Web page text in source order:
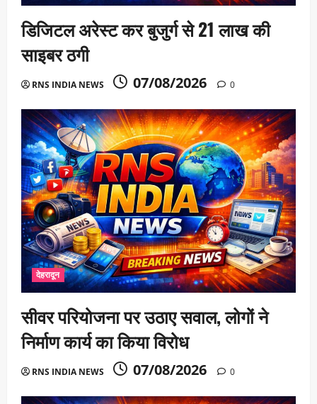
डिजिटल अरेस्ट कर बुजुर्ग से 21 लाख की
साइबर ठगी
RNS INDIA NEWS 07/08/2026 0
देहरादून
सीवर परियोजना पर उठाए सवाल, लोगों ने
निर्माण कार्य का किया विरोध
RNS INDIA NEWS 07/08/2026 0